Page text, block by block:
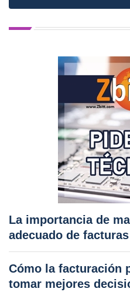
La importancia de
adecuado de
Cómo la facturación
tomar mejores